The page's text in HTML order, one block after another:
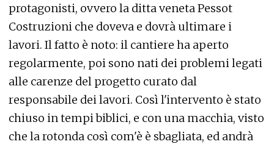
protagonisti, ovvero la ditta veneta Pessot
Costruzioni che doveva e dovrà ultimare i
lavori. Il fatto è noto: il cantiere ha aperto
regolarmente, poi sono nati dei problemi legati
alle carenze del progetto curato dal
responsabile dei lavori. Così l'intervento è stato
chiuso in tempi biblici, e con una macchia, visto
che la rotonda così com'è è sbagliata, ed andrà